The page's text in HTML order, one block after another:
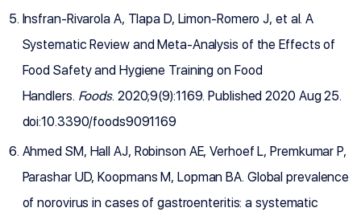
Insfran-Rivarola A, Tlapa D, Limon-Romero J, et al. A
Systematic Review and Meta-Analysis of the Effects of
Food Safety and Hygiene Training on Food
Handlers. Foods. 2020;9(9):1169. Published 2020 Aug 25.
doi:10.3390/foods9091169
Ahmed SM, Hall AJ, Robinson AE, Verhoef L, Premkumar P,
Parashar UD, Koopmans M, Lopman BA. Global prevalence
of norovirus in cases of gastroenteritis: a systematic